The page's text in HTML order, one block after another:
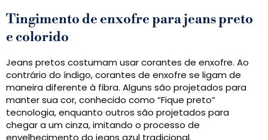
Tingimento de enxofre para jeans preto
e colorido
Jeans pretos costumam usar corantes de enxofre. Ao
contrário do índigo, corantes de enxofre se ligam de
maneira diferente à fibra. Alguns são projetados para
manter sua cor, conhecido como “Fique preto”
tecnologia, enquanto outros são projetados para
chegar a um cinza, imitando o processo de
envelhecimento do jeans azul tradicional.